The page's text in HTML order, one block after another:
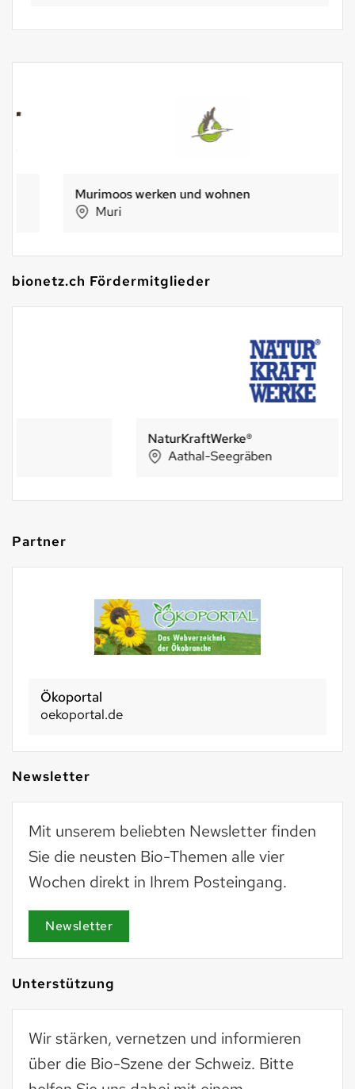
Murimoos werken und wohnen
Muri
bionetz.ch Fördermitglieder
Aathal-Seegräben
Partner
Ökoportal
oekoportal.de
Newsletter
Mit unserem beliebten Newsletter finden
Sie die neusten Bio-Themen alle vier
Wochen direkt in Ihrem Posteingang.
Newsletter
Unterstützung
Wir stärken, vernetzen und informieren
über die Bio-Szene der Schweiz. Bitte